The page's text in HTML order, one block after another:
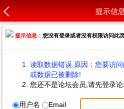
提示信
提示信息：您没有登录或者没有权限访问此
读取数据错误,原因：您要访
或数据已被删除!
您还不是论坛会员,请先登录
用户名
Email